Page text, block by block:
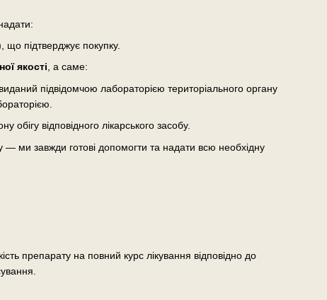
що підтверджує покупку.
якості, а саме:
підвідомчою лабораторією територіального органу
відповідного лікарського засобу.
ми завжди готові допомогти та надати всю необхідну
препарату на повний курс лікування відповідно до